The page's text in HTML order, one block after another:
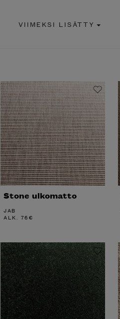
VIIMEKSI LISÄTTY
Stone ulkomatto
JAB
ALK. 76€
Liikkeessä